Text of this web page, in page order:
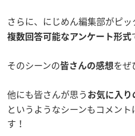
さらに、にじめん編集部がピ
複数回答可能なアンケート形式
そのシーンの皆さんの感想をぜ
他にも皆さんが思う お気に入り
というようなシーンもコメン
す！